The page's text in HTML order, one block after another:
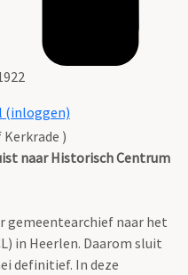
(inloggen)
)
naar Historisch Centrum
gemeentearchief naar het
in Heerlen. Daarom sluit
definitief. In deze